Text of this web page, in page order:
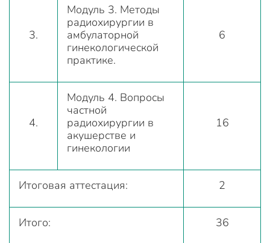
3.
Модуль 3. Методы
радиохирургии в
амбулаторной
гинекологической
практике.
6
4.
Модуль 4. Вопросы
частной
радиохирургии в
акушерстве и
гинекологии
16
Итоговая аттестация: 2
Итого: 36